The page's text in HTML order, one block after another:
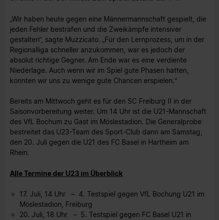
„Wir haben heute gegen eine Männermannschaft gespielt, die
jeden Fehler bestrafen und die Zweikämpfe intensiver
gestalten“, sagte Muzzicato. „Für den Lernprozess, um in der
Regionalliga schneller anzukommen, war es jedoch der
absolut richtige Gegner. Am Ende war es eine verdiente
Niederlage. Auch wenn wir im Spiel gute Phasen hatten,
konnten wir uns zu wenige gute Chancen erspielen.“
Bereits am Mittwoch geht es für den SC Freiburg II in der
Saisonvorbereitung weiter. Um 14 Uhr ist die U21-Mannschaft
des VfL Bochum zu Gast im Möslestadion. Die Generalprobe
bestreitet das U23-Team des Sport-Club dann am Samstag,
den 20. Juli gegen die U21 des FC Basel in Hartheim am
Rhein.
Alle Termine der U23 im Überblick
17. Juli, 14 Uhr – 4. Testspiel gegen VfL Bochung U21 im
Möslestadion, Freiburg
20. Juli, 18 Uhr – 5. Testspiel gegen FC Basel U21 in